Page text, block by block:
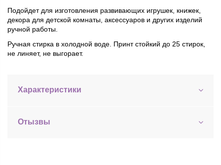
Подойдет для изготовления развивающих игрушек, книжек,
декора для детской комнаты, аксессуаров и других изделий
ручной работы.
Ручная стирка в холодной воде. Принт стойкий до 25 стирок,
не линяет, не выгорает.
Характеристики
Отызвы